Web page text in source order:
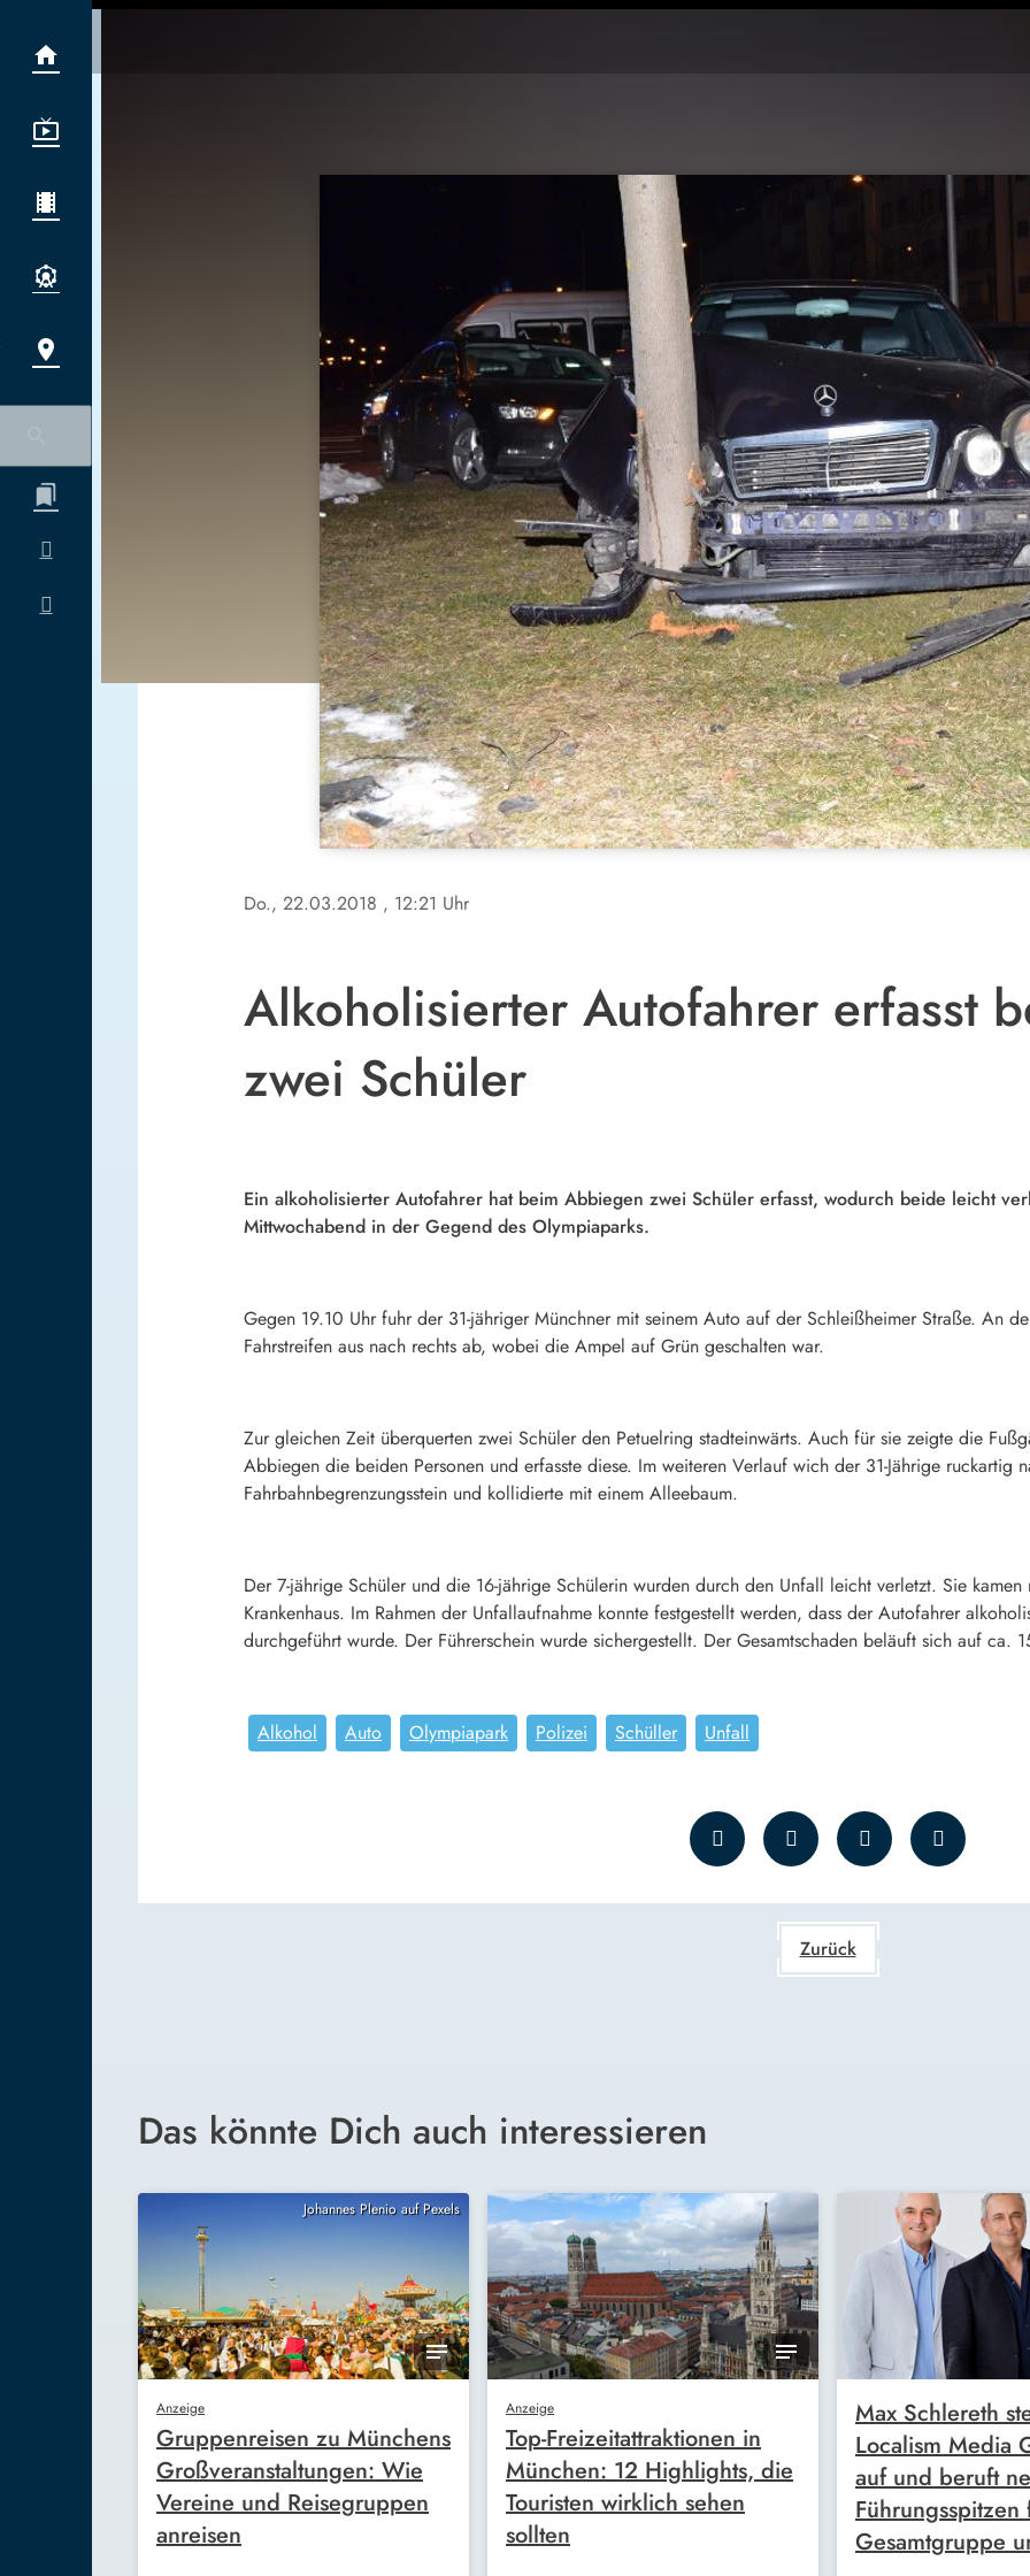
Do., 22.03.2018 , 12:21 Uhr
Alkoholisierter Autofahrer erfasst
zwei Schüler
Ein alkoholisierter Autofahrer hat beim Abbiegen zwei Schüler erfasst, wodurch beide leicht
Mittwochabend in der Gegend des Olympiaparks.
Gegen 19.10 Uhr fuhr der 31-jähriger Münchner mit seinem Auto auf der Schleißheimer Straße. An
Fahrstreifen aus nach rechts ab, wobei die Ampel auf Grün geschalten war.
Zur gleichen Zeit überquerten zwei Schüler den Petuelring stadteinwärts. Auch für sie zeigte die
Abbiegen die beiden Personen und erfasste diese. Im weiteren Verlauf wich der 31-Jährige ruckartig
Fahrbahnbegrenzungsstein und kollidierte mit einem Alleebaum.
Der 7-jährige Schüler und die 16-jährige Schülerin wurden durch den Unfall leicht verletzt. Sie
Krankenhaus. Im Rahmen der Unfallaufnahme konnte festgestellt werden, dass der Autofahrer
durchgeführt wurde. Der Führerschein wurde sichergestellt. Der Gesamtschaden beläuft sich auf ca.
Alkohol Auto Olympiapark Polizei Schüller Unfall
Zurück
Das könnte Dich auch interessieren
Johannes Plenio auf Pexels
Anzeige
Gruppenreisen zu Münchens
Großveranstaltungen: Wie
Vereine und Reisegruppen
anreisen
Anzeige
Top-Freizeitattraktionen in
München: 12 Highlights, die
Touristen wirklich sehen
sollten
Max Schlereth
Localism Media
auf und beruft
Führungsspitzen
Gesamtgruppe